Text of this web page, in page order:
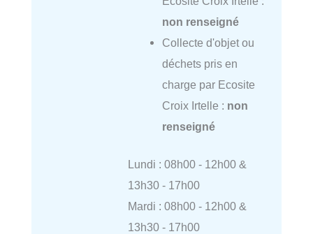
non renseigné
Collecte d'objet ou
déchets pris en
charge par Ecosite
Croix Irtelle : non
renseigné
Lundi : 08h00 - 12h00 &
13h30 - 17h00
Mardi : 08h00 - 12h00 &
13h30 - 17h00